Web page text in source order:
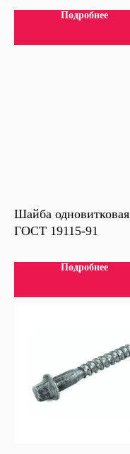
Подробнее
Шайба одновитковая
ГОСТ 19115-91
Подробнее